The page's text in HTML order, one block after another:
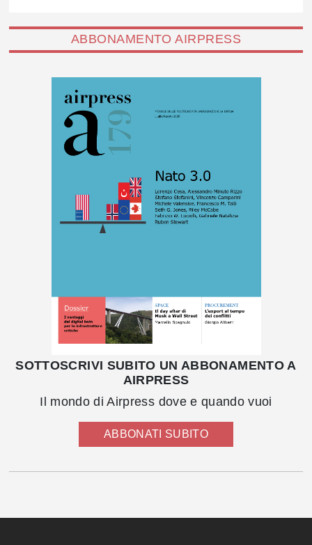
ABBONAMENTO AIRPRESS
SOTTOSCRIVI SUBITO UN ABBONAMENTO A
AIRPRESS
Il mondo di Airpress dove e quando vuoi
ABBONATI SUBITO